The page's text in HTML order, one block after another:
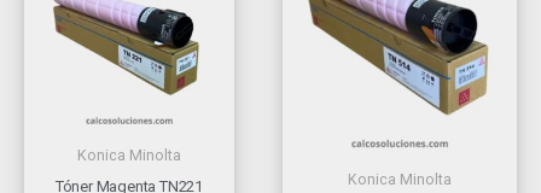
Konica Minolta
Tóner Magenta TN221
Konica Minolta